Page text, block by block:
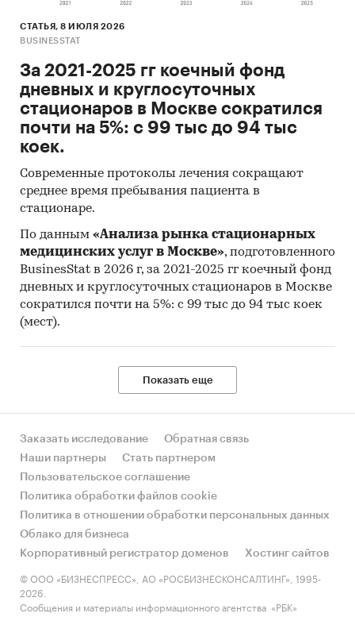
СТАТЬЯ, 8 ИЮЛЯ 2026
BUSINESSTAT
За 2021-2025 гг коечный фонд
дневных и круглосуточных
стационаров в Москве сократился
почти на 5%: с 99 тыс до 94 тыс
коек.
Современные протоколы лечения сокращают
среднее время пребывания пациента в
стационаре.
По данным «Анализа рынка стационарных
медицинских услуг в Москве», подготовленного
BusinesStat в 2026 г, за 2021-2025 гг коечный фонд
дневных и круглосуточных стационаров в Москве
сократился почти на 5%: с 99 тыс до 94 тыс коек
(мест).
Показать еще
Заказать исследование
Обратная связь
Наши партнеры
Стать партнером
Пользовательское соглашение
Политика обработки файлов cookie
Политика в отношении обработки персональных данных
Облако для бизнеса
Корпоративный регистратор доменов
Хостинг сайтов
© ООО «БИЗНЕСПРЕСС», АО «РОСБИЗНЕСКОНСАЛТИНГ», 1995-
2026.
Сообщения и материалы информационного агентства «РБК»